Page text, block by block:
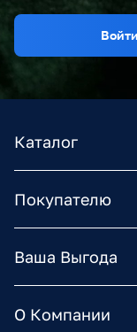
Каталог
Покупателю
Ваша Выгода
О Компании